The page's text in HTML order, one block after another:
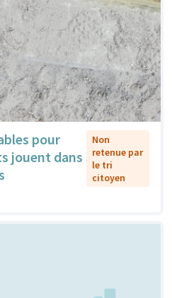
pour
jouent dans
Non
retenue par
le tri
citoyen